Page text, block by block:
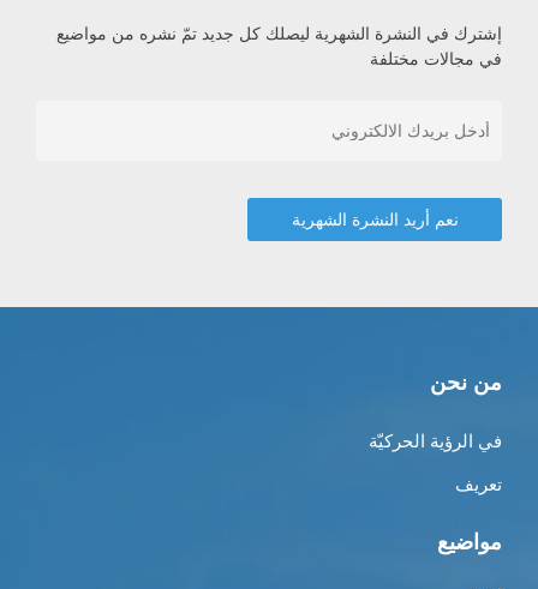
إشترك في النشرة الشهرية ليصلك كل جديد تمّ نشره من مواضيع
في مجالات مختلفة
من نحن
في الرؤية الحركيّة
تعريف
مواضيع